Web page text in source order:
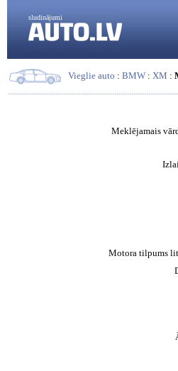
sludinājumi
Vieglie auto : BMW : XM :
Meklējamais
Motora tilpums